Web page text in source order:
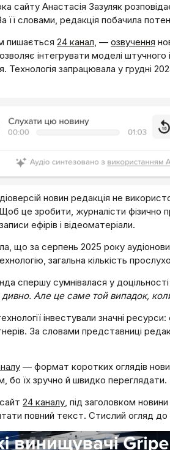
сайту Анастасія Зазуляк
її словами, редакція побачила
пишається 24 канал, — озвучення
інтегрувати моделі
Технологія запрацювала у грудні
новин редакція не
це зробити, журналісти фізично
ефірів і відеоматеріали.
що за серпень 2025 року
загальна кількість
спершу сумнівалася у доцільності
дивно. Але це саме той випадок,
інвестували значні
За словами представниці
— формат коротких оглядів
бо їх зручно й швидко
24 каналу, під заголовком
повний текст. Стислий огляд